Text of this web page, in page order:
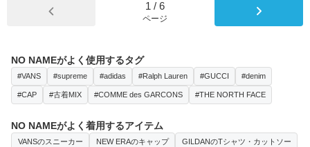
1 / 6
ページ
NO NAMEがよく使用するタグ
#VANS #supreme #adidas #Ralph Lauren #GUCCI #denim
#CAP #古着MIX #COMME des GARCONS #THE NORTH FACE
NO NAMEがよく着用するアイテム
VANSのスニーカー NEW ERAのキャップ GILDANのTシャツ・カットソー